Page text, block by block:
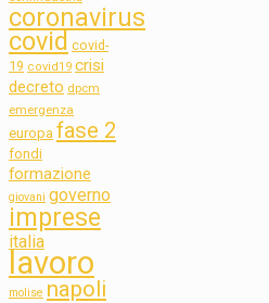
coronavirus
covid covid-
19 covid19 crisi
decreto dpcm
emergenza
europa fase 2
fondi
formazione
giovani governo
imprese
italia
lavoro
molise napoli